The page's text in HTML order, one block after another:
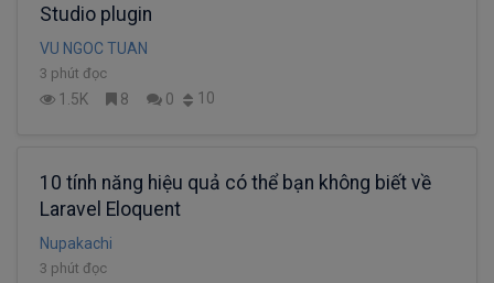
Studio plugin
VU NGOC TUAN
3 phút đọc
1.5K 8 0 10
10 tính năng hiệu quả có thể bạn không biết về
Laravel Eloquent
Nupakachi
3 phút đọc